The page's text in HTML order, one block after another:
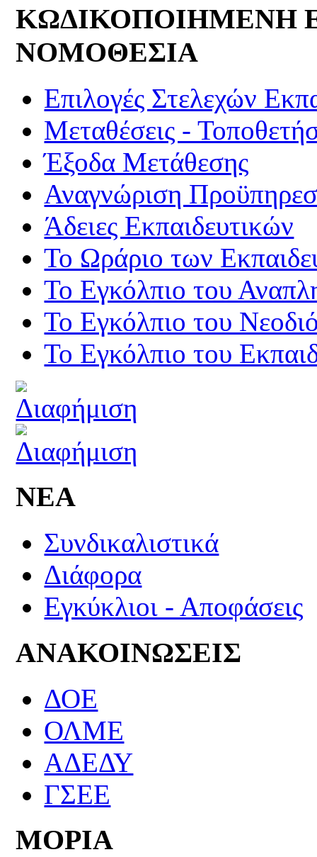
ΚΩΔΙΚΟΠΟΙΗΜΕΝΗ
ΝΟΜΟΘΕΣΙΑ
Επιλογές Στελεχών
Μεταθέσεις -
Έξοδα Μετάθεσης
Αναγνώριση
Άδειες Εκπαιδευτικών
Το Ωράριο των
Το Εγκόλπιο του
Το Εγκόλπιο του
Το Εγκόλπιο του
ΝΕΑ
Συνδικαλιστικά
Διάφορα
Εγκύκλιοι - Αποφάσεις
ΑΝΑΚΟΙΝΩΣΕΙΣ
ΔΟΕ
ΟΛΜΕ
ΑΔΕΔΥ
ΓΣΕΕ
ΜΟΡΙΑ